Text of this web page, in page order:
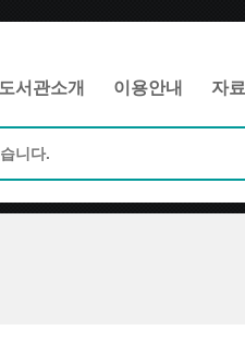
도서관소개 이용안내 자